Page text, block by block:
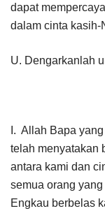
dapat
dalam cinta kasih-
U. Dengarkanlah
I. Allah Bapa
telah menyatakan
antara kami dan
semua orang
Engkau berbelas